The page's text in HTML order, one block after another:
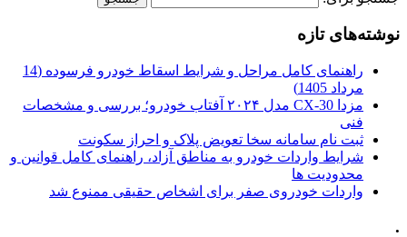
نوشته‌های تازه
راهنمای کامل مراحل و شرایط اسقاط خودرو فرسوده (14
مرداد 1405)
مزدا CX-30 مدل ۲۰۲۴ آفتاب خودرو؛ بررسی و مشخصات
فنی
ثبت نام سامانه سخا تعویض پلاک و احراز سکونت
شرایط واردات خودرو به مناطق آزاد، راهنمای کامل قوانین و
محدودیت ها
واردات خودروی صفر برای اشخاص حقیقی ممنوع شد
.